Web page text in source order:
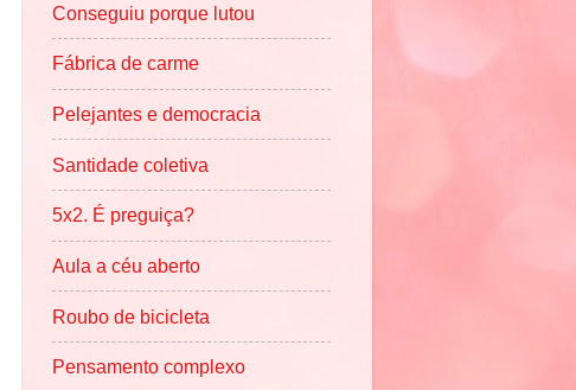
Conseguiu porque lutou
Fábrica de carme
Pelejantes e democracia
Santidade coletiva
5x2. É preguiça?
Aula a céu aberto
Roubo de bicicleta
Pensamento complexo